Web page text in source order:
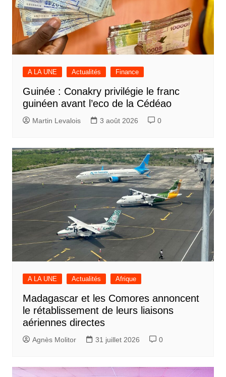
A LA UNE Actualités Finance
Guinée : Conakry privilégie le franc
guinéen avant l’eco de la Cédéao
Martin Levalois 3 août 2026 0
A LA UNE Actualités Afrique
Madagascar et les Comores annoncent
le rétablissement de leurs liaisons
aériennes directes
Agnès Molitor 31 juillet 2026 0